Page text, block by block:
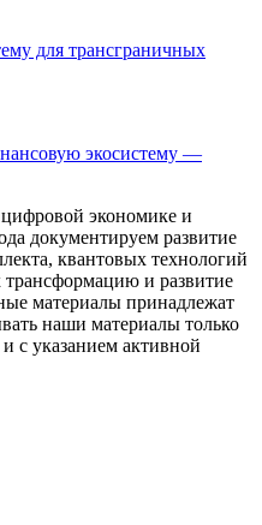
для трансграничных
экосистему —
экономике и
документируем развитие
квантовых технологий
и развитие
материалы принадлежат
наши материалы только
с указанием активной